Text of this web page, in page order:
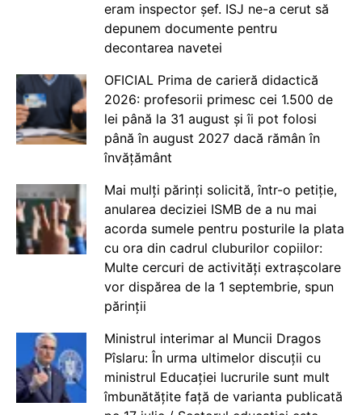
eram inspector șef. ISJ ne-a cerut să
depunem documente pentru
decontarea navetei
OFICIAL Prima de carieră didactică
2026: profesorii primesc cei 1.500 de
lei până la 31 august și îi pot folosi
până în august 2027 dacă rămân în
învățământ
Mai mulți părinți solicită, într-o petiție,
anularea deciziei ISMB de a nu mai
acorda sumele pentru posturile la plata
cu ora din cadrul cluburilor copiilor:
Multe cercuri de activități extrașcolare
vor dispărea de la 1 septembrie, spun
părinții
Ministrul interimar al Muncii Dragos
Pîslaru: În urma ultimelor discuții cu
ministrul Educației lucrurile sunt mult
îmbunătățite față de varianta publicată